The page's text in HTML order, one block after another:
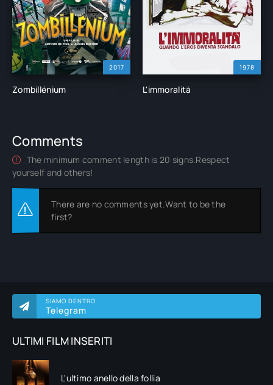
SIAMO DENTRO
Telegram
ULTIMI FILM INSERITI
L'ultimo anello della follia
2017
Zombillénium
1978
L'immoralità
Comments
The minimum comment length is 20 signs.Respect
yourself and others!
There are no comments yet.Want to be the
first?